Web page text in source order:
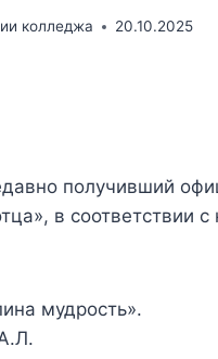
колледжа 20.10.2025
получивший
в соответствии
мудрость».